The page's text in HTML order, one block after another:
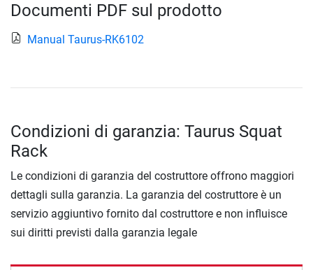
Documenti PDF sul prodotto
Manual Taurus-RK6102
Condizioni di garanzia: Taurus Squat
Rack
Le condizioni di garanzia del costruttore offrono maggiori
dettagli sulla garanzia. La garanzia del costruttore è un
servizio aggiuntivo fornito dal costruttore e non influisce
sui diritti previsti dalla garanzia legale